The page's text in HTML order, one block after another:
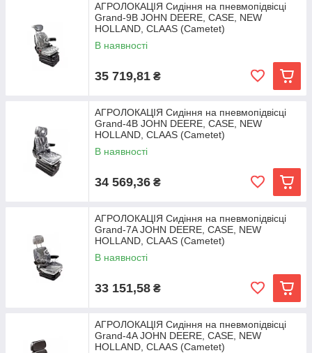
АГРОЛОКАЦІЯ Сидіння на пневмопідвісці
Grand-9В JOHN DEERE, CASE, NEW
HOLLAND, CLAAS (Cametet)
В наявності
35 719,81 ₴
АГРОЛОКАЦІЯ Сидіння на пневмопідвісці
Grand-4В JOHN DEERE, CASE, NEW
HOLLAND, CLAAS (Cametet)
В наявності
34 569,36 ₴
АГРОЛОКАЦІЯ Сидіння на пневмопідвісці
Grand-7A JOHN DEERE, CASE, NEW
HOLLAND, CLAAS (Cametet)
В наявності
33 151,58 ₴
АГРОЛОКАЦІЯ Сидіння на пневмопідвісці
Grand-4A JOHN DEERE, CASE, NEW
HOLLAND, CLAAS (Cametet)